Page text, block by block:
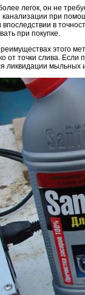
легок, он не
канализации при
в
при покупке.
этого
от точки слива. Если
ликвидации